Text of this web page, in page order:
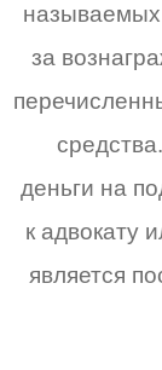
за
деньги на
к адвокату
является